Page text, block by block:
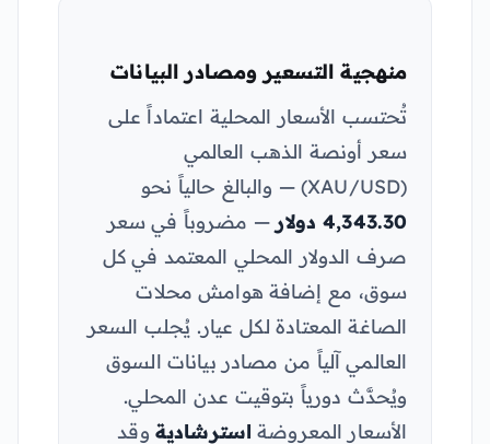
منهجية التسعير ومصادر البيانات
تُحتسب الأسعار المحلية اعتماداً على
سعر أونصة الذهب العالمي
(XAU/USD) — والبالغ حالياً نحو
4,343.30 دولار
— مضروباً في سعر
صرف الدولار المحلي المعتمد في كل
سوق، مع إضافة هوامش محلات
الصاغة المعتادة لكل عيار. يُجلب السعر
العالمي آلياً من مصادر بيانات السوق
ويُحدَّث دورياً بتوقيت عدن المحلي.
الأسعار المعروضة استرشاديةوقد